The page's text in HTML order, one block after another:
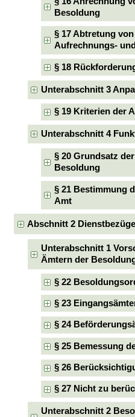
Besoldung
§ 17 Abtretung
Aufrechnungs-
§ 18
Unterabschnitt 3
§ 19 Kriterien der
Unterabschnitt 4
§ 20 Grundsatz
Besoldung
§ 21 Bestimmung
Amt
Abschnitt 2 Dienstbezüge
Unterabschnitt 1
Ämtern der
§ 22
§ 23
§ 24
§ 25 Bemessung
§ 26
§ 27 Nicht zu
Unterabschnitt 2